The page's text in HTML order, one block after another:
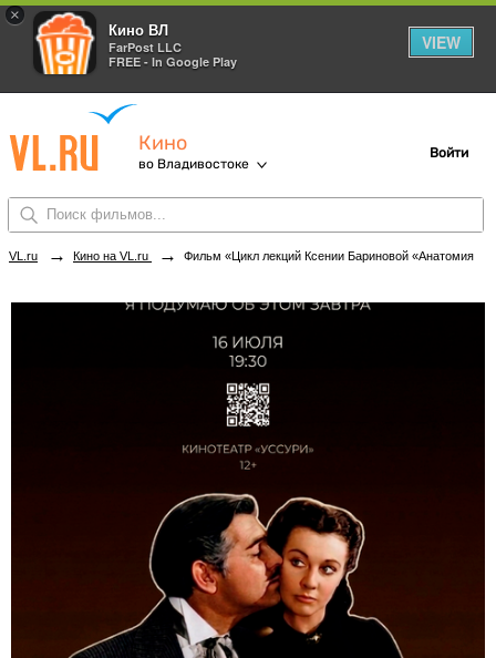
×
Кино ВЛ
FarPost LLC
FREE - In Google Play
VIEW
Кино
во Владивостоке
Войти
VL.ru → Кино на VL.ru → Фильм «Цикл лекций Ксении Бариновой «‎Анатомия шедевра: «‎Унесенные ветром»» в кинотеатрах Владивостока. Купить билеты!